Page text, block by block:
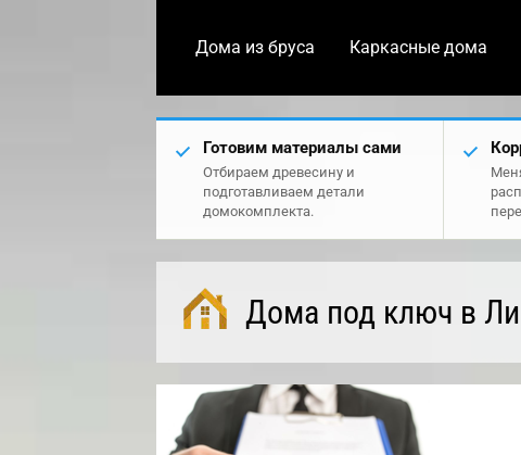
Дома из бруса Каркасные дома
Готовим материалы сами
Отбираем древесину и
подготавливаем детали
домокомплекта.
Дома под ключ в